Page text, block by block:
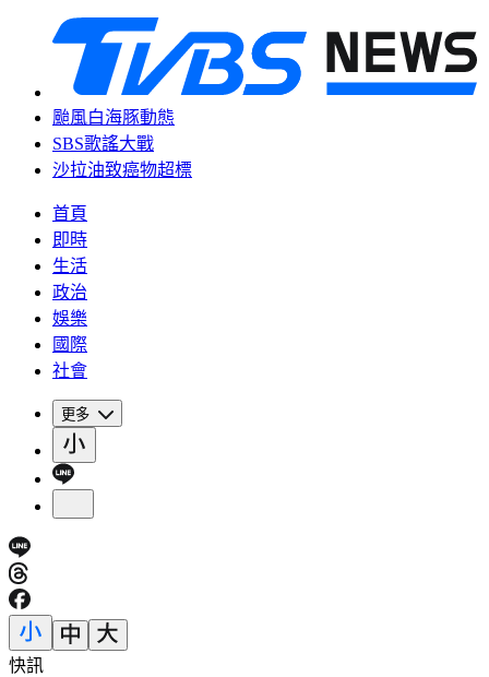
颱風白海豚動態
SBS歌謠大戰
沙拉油致癌物超標
首頁
即時
生活
政治
娛樂
國際
社會
更多
快訊